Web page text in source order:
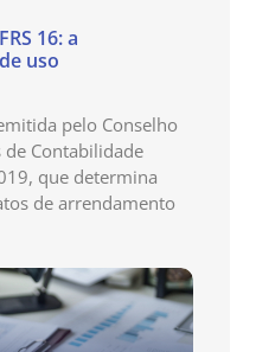
16: a
uso
pelo Conselho
Contabilidade
que determina
de arrendamento